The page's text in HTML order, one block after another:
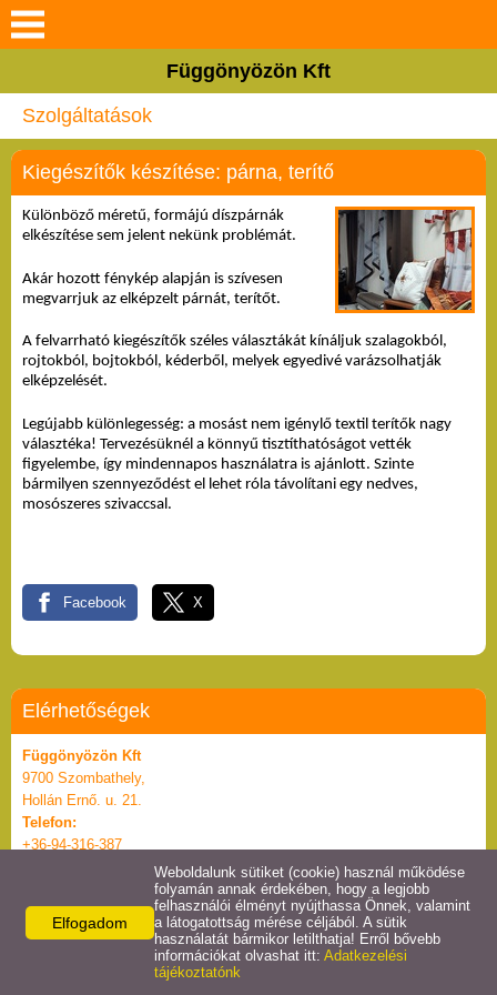
Keresés
Rólunk
Termékeink
Szolgáltatások
Galéria
Hasznos tanácsok
Blog
Elérhetőségek
Függönyözön Kft
Szolgáltatások
Kiegészítők készítése: párna, terítő
Különböző méretű, formájú díszpárnák
elkészítése sem jelent nekünk problémát.
Akár hozott fénykép alapján is szívesen
megvarrjuk az elképzelt párnát, terítőt.
A felvarrható kiegészítők széles választákát kínáljuk szalagokból,
rojtokból, bojtokból, kéderből, melyek egyedivé varázsolhatják
elképzelését.
Legújabb különlegesség: a mosást nem igénylő textil terítők nagy
választéka! Tervezésüknél a könnyű tisztíthatóságot vették
figyelembe, így mindennapos használatra is ajánlott. Szinte
bármilyen szennyeződést el lehet róla távolítani egy nedves,
mosószeres szivaccsal.
Facebook X
Elérhetőségek
Függönyözön Kft
9700 Szombathely,
Hollán Ernő. u. 21.
Telefon:
+36-94-316-387
E-mail:
bartuczklara@gmail.com
Elfogadom
Weboldalunk sütiket (cookie) használ működése
folyamán annak érdekében, hogy a legjobb
felhasználói élményt nyújthassa Önnek, valamint
a látogatottság mérése céljából. A sütik
használatát bármikor letilthatja! Erről bővebb
információkat olvashat itt: Adatkezelési
tájékoztatónk